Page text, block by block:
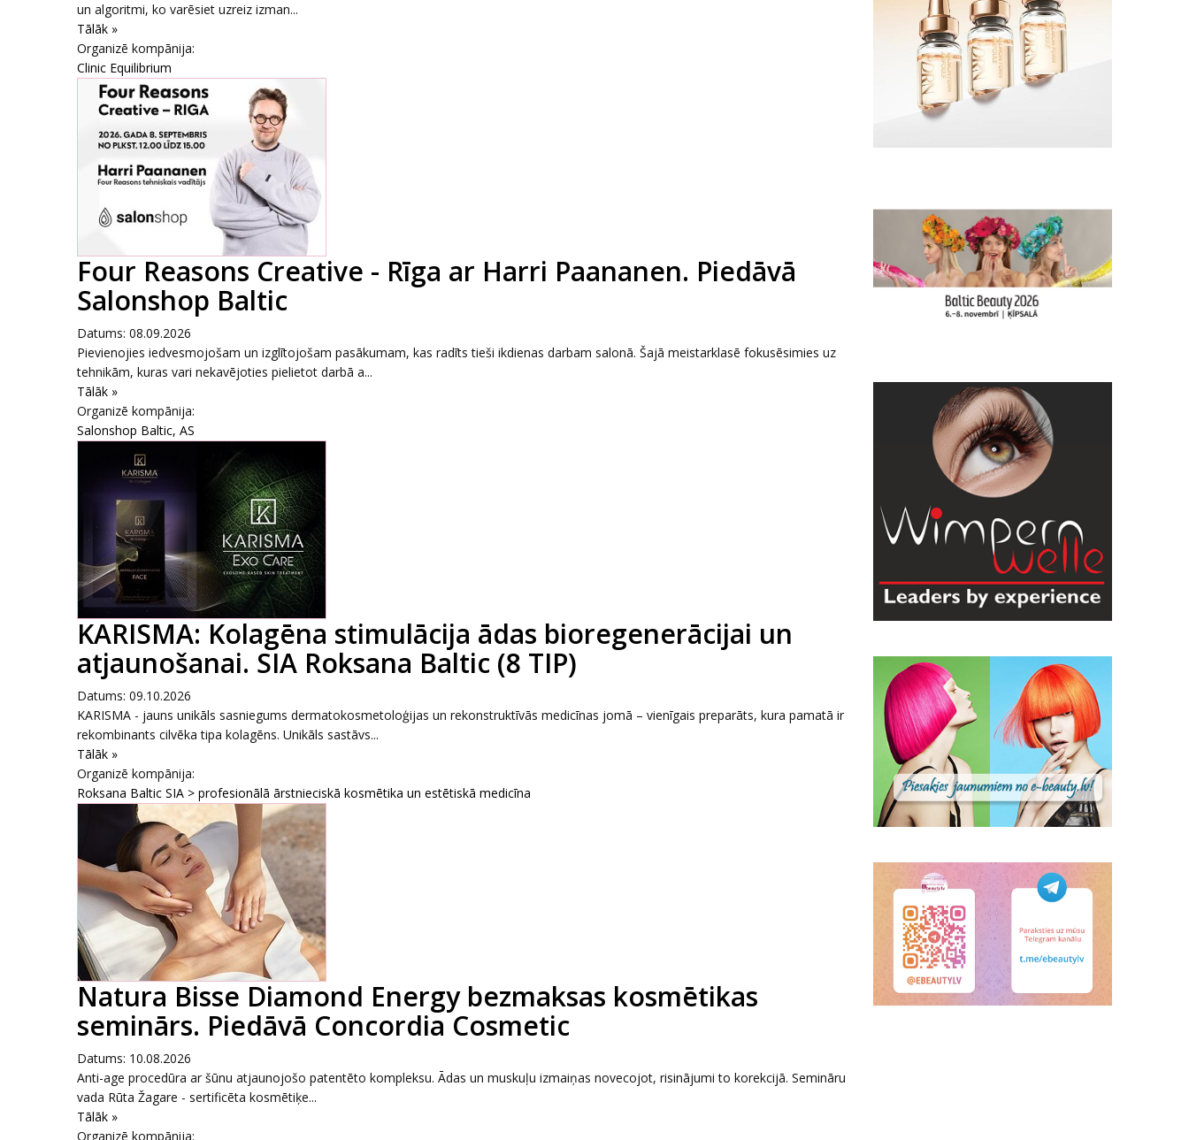
un algoritmi, ko varēsiet uzreiz izman...
Tālāk »
Organizē kompānija:
Clinic Equilibrium
Four Reasons Creative - Rīga ar Harri Paananen. Piedāvā
Salonshop Baltic
Datums: 08.09.2026
Pievienojies iedvesmojošam un izglītojošam pasākumam, kas radīts tieši ikdienas darbam salonā. Šajā meistarklasē fokusēsimies uz
tehnikām, kuras vari nekavējoties pielietot darbā a...
Tālāk »
Organizē kompānija:
Salonshop Baltic, AS
KARISMA: Kolagēna stimulācija ādas bioregenerācijai un
atjaunošanai. SIA Roksana Baltic (8 TIP)
Datums: 09.10.2026
KARISMA - jauns unikāls sasniegums dermatokosmetoloģijas un rekonstruktīvās medicīnas jomā – vienīgais preparāts, kura pamatā ir
rekombinants cilvēka tipa kolagēns. Unikāls sastāvs...
Tālāk »
Organizē kompānija:
Roksana Baltic SIA > profesionālā ārstnieciskā kosmētika un estētiskā medicīna
Natura Bisse Diamond Energy bezmaksas kosmētikas
seminārs. Piedāvā Concordia Cosmetic
Datums: 10.08.2026
Anti-age procedūra ar šūnu atjaunojošo patentēto kompleksu. Ādas un muskuļu izmaiņas novecojot, risinājumi to korekcijā. Semināru
vada Rūta Žagare - sertificēta kosmētiķe...
Tālāk »
Organizē kompānija: